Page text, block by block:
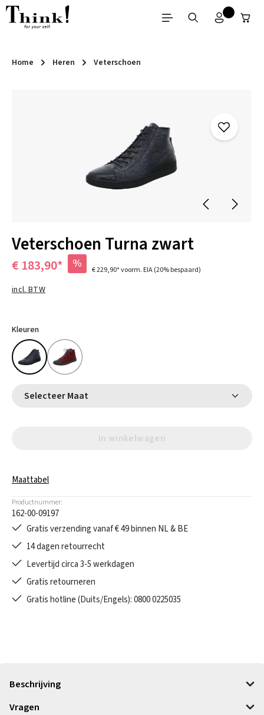
Ga naar de hoofdinhoud
Home Heren Veterschoen
Veterschoen Turna zwart
€ 183,90* % € 229,90*voorm. EIA(20% bespaard)
incl. BTW
Kleuren
Selecteer Maat
In winkelwagen
Maattabel
Productnummer:
162-00-09197
Gratis verzending vanaf € 49 binnen NL & BE
14 dagen retourrecht
Levertijd circa 3-5 werkdagen
Gratis retourneren
Gratis hotline (Duits/Engels): 0800 0225035
Beschrijving
Vragen